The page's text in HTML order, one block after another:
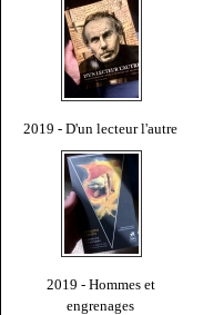
2019 - D'un lecteur l'autre
2019 - Hommes et
engrenages